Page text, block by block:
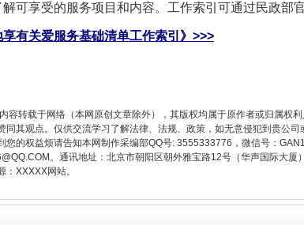
可享受的服务项目和内容。工作索引可通过民政部
有关爱服务基础清单工作索引》>>>
容转载于网络（本网原创文章除外），其版权均属于原作者或归属权
同其观点。仅供交流学习了解法律、法规、政策，如无意侵犯到贵公
您的权益烦请告知本网制作采编部QQ号: 3555333776，微信号：
。通讯地址：北京市朝阳区朝外雅宝路12号（华声国际大厦
XXXXX网站。